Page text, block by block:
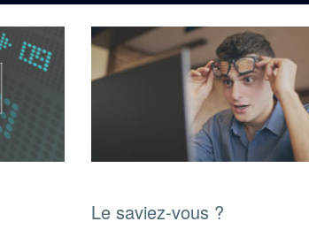
Le saviez-vous ?